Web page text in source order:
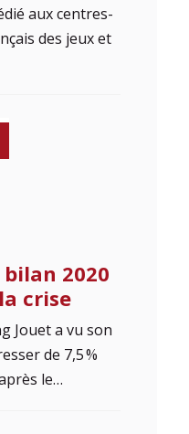
aux centres-
des jeux et
2020
crise
Jouet a vu son
de 7,5 %
le…